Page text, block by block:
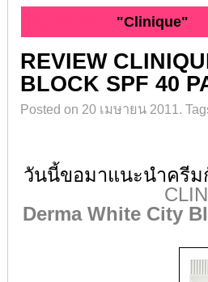
"Clinique"
REVIEW
BLOCK SPF 40
Posted on 20 เมษายน 2011.
วันนี้ขอมาแนะนำครีม
Derma White City